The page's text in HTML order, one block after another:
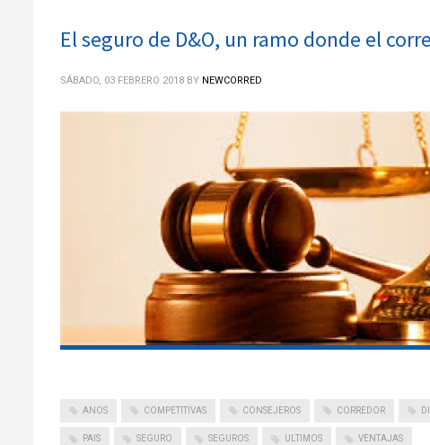
El seguro de D&O, un ramo donde el
SÁBADO, 03 FEBRERO 2018 BY NEWCORRED
ANOS COMPETITIVAS CONSEJEROS CORREDOR
PAIS SEGURO SEGUROS ULTIMOS VENTAJAS